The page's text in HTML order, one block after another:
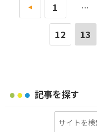
« 1 …
12 13
記事を探す